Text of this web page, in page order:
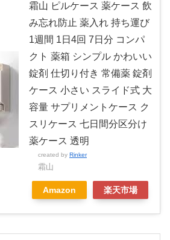
霜山 ピルケース 薬ケース 飲
み忘れ防止 薬入れ 持ち運び
1週間 1日4回 7日分 コンパ
クト 薬箱 シンプル かわいい
錠剤 仕切り付き 常備薬 錠剤
ケース 小さい スライド式 大
容量 サプリメントケース ク
スリケース 七日間分区分け
薬ケース 透明
created by Rinker
霜山
Amazon 楽天市場